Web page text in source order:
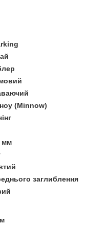
(Minnow)
мм
заглиблення